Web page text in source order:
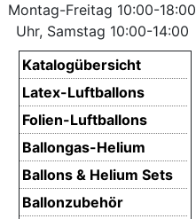
Montag-Freitag 10:00-18:00
Uhr, Samstag 10:00-14:00
Katalogübersicht
Latex-Luftballons
Folien-Luftballons
Ballongas-Helium
Ballons & Helium Sets
Ballonzubehör